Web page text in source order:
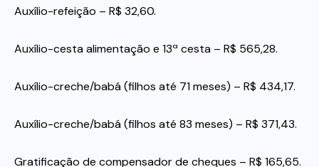
Auxílio-refeição – R$ 32,60.
Auxílio-cesta alimentação e 13ª cesta – R$ 565,28.
Auxílio-creche/babá (filhos até 71 meses) – R$ 434,17.
Auxílio-creche/babá (filhos até 83 meses) – R$ 371,43.
Gratificação de compensador de cheques – R$ 165,65.